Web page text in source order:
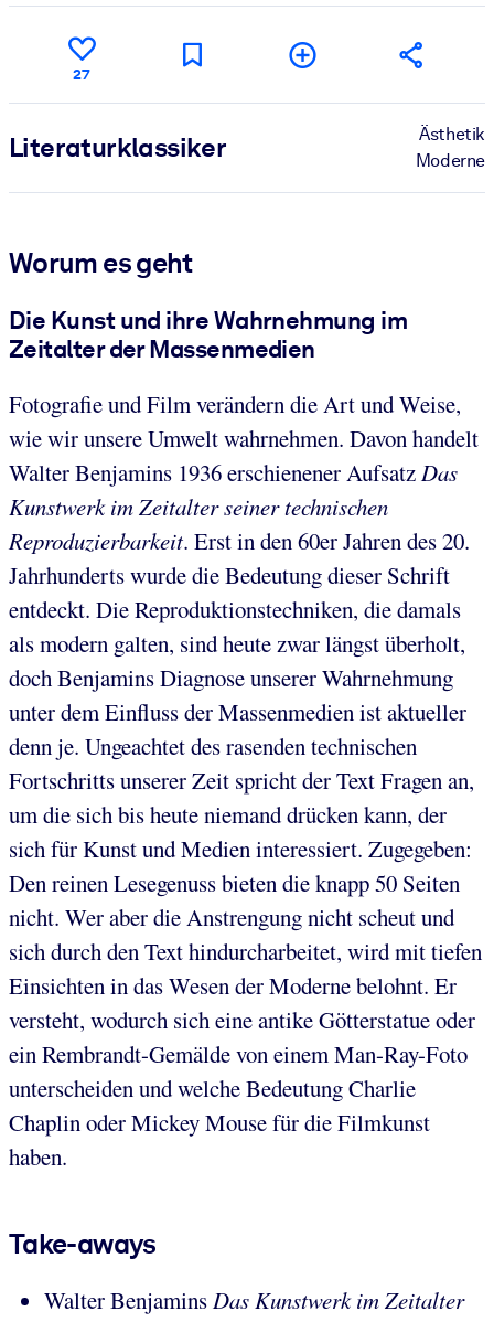
27
Literatur­klassiker
Ästhetik
Moderne
Worum es geht
Die Kunst und ihre Wahrnehmung im
Zeitalter der Massenmedien
Fotografie und Film verändern die Art und Weise,
wie wir unsere Umwelt wahrnehmen. Davon handelt
Walter Benjamins 1936 erschienener AufsatzDas
Kunstwerk im Zeitalter seiner technischen
Reproduzierbarkeit. Erst in den 60er Jahren des 20.
Jahrhunderts wurde die Bedeutung dieser Schrift
entdeckt. Die Reproduktionstechniken, die damals
als modern galten, sind heute zwar längst überholt,
doch Benjamins Diagnose unserer Wahrnehmung
unter dem Einfluss der Massenmedien ist aktueller
denn je. Ungeachtet des rasenden technischen
Fortschritts unserer Zeit spricht der Text Fragen an,
um die sich bis heute niemand drücken kann, der
sich für Kunst und Medien interessiert. Zugegeben:
Den reinen Lesegenuss bieten die knapp 50 Seiten
nicht. Wer aber die Anstrengung nicht scheut und
sich durch den Text hindurcharbeitet, wird mit tiefen
Einsichten in das Wesen der Moderne belohnt. Er
versteht, wodurch sich eine antike Götterstatue oder
ein Rembrandt-Gemälde von einem Man-Ray-Foto
unterscheiden und welche Bedeutung Charlie
Chaplin oder Mickey Mouse für die Filmkunst
haben.
Take-aways
Walter BenjaminsDas Kunstwerk im Zeitalter